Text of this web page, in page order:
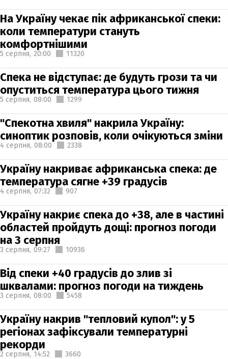
На Україну чекає пік африканської спеки:
коли температури стануть
комфортнішими
5 серпня, 20:00 11320
Спека не відступає: де будуть грози та чи
опуститься температура цього тижня
5 серпня, 08:00 1299
"Спекотна хвиля" накрила Україну:
синоптик розповів, коли очікуються зміни
4 серпня, 08:00 2338
Україну накриває африканська спека: де
температура сягне +39 градусів
4 серпня, 07:32 907
Україну накриє спека до +38, але в частині
областей пройдуть дощі: прогноз погоди
на 3 серпня
3 серпня, 09:27 10936
Від спеки +40 градусів до злив зі
шквалами: прогноз погоди на тиждень
3 серпня, 08:00 5458
Україну накрив "тепловий купол": у 5
регіонах зафіксували температурні
рекорди
2 серпня, 14:52 3660